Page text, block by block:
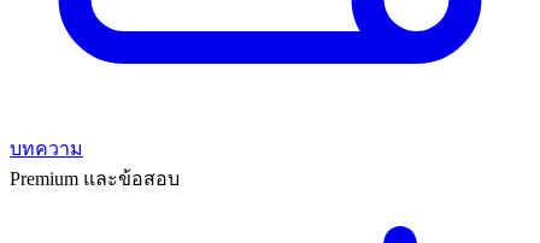
บทความ
Premium และข้อสอบ